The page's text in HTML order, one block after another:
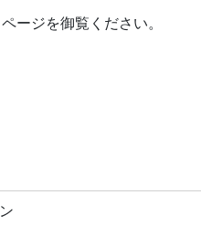
ページを御覧ください。